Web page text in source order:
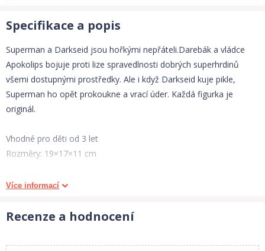
Specifikace a popis
Superman a Darkseid jsou hořkými nepřáteli.Darebák a vládce
Apokolips bojuje proti lize spravedlnosti dobrých superhrdinů
všemi dostupnými prostředky. Ale i když Darkseid kuje pikle,
Superman ho opět prokoukne a vrací úder. Každá figurka je
originál.
Vhodné pro děti od 3 let
Rozměry: 19×17×11 cm
Figurky od firmy SCHLEICH jsou proslulé po celém světě. Díky
zvířecí říše, elfy z říše Bayla a další pozoruhodné tvory. Vyznačují
Více informací
Recenze a hodnocení